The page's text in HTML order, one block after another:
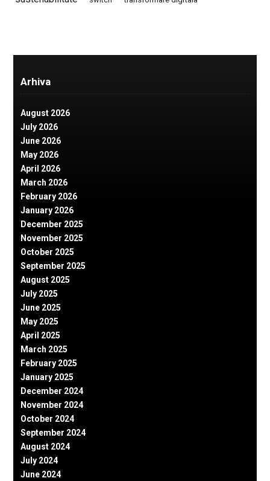
Arhiva
August 2026
July 2026
June 2026
May 2026
April 2026
March 2026
February 2026
January 2026
December 2025
November 2025
October 2025
September 2025
August 2025
July 2025
June 2025
May 2025
April 2025
March 2025
February 2025
January 2025
December 2024
November 2024
October 2024
September 2024
August 2024
July 2024
June 2024